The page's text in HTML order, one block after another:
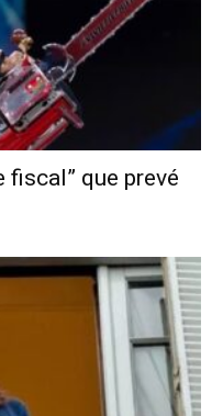
que prevé